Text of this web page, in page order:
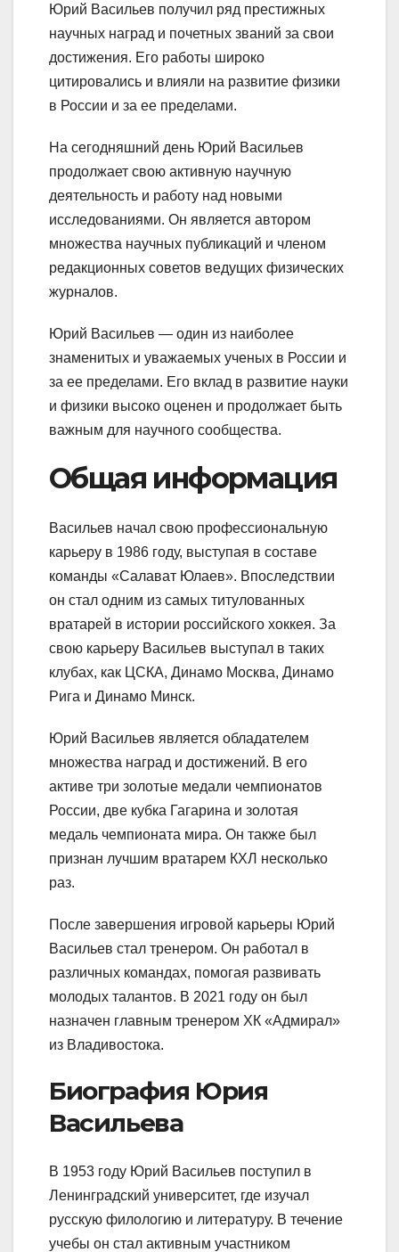
Юрий Васильев получил ряд престижных
научных наград и почетных званий за свои
достижения. Его работы широко
цитировались и влияли на развитие физики
в России и за ее пределами.
На сегодняшний день Юрий Васильев
продолжает свою активную научную
деятельность и работу над новыми
исследованиями. Он является автором
множества научных публикаций и членом
редакционных советов ведущих физических
журналов.
Юрий Васильев — один из наиболее
знаменитых и уважаемых ученых в России и
за ее пределами. Его вклад в развитие науки
и физики высоко оценен и продолжает быть
важным для научного сообщества.
Общая информация
Васильев начал свою профессиональную
карьеру в 1986 году, выступая в составе
команды «Салават Юлаев». Впоследствии
он стал одним из самых титулованных
вратарей в истории российского хоккея. За
свою карьеру Васильев выступал в таких
клубах, как ЦСКА, Динамо Москва, Динамо
Рига и Динамо Минск.
Юрий Васильев является обладателем
множества наград и достижений. В его
активе три золотые медали чемпионатов
России, две кубка Гагарина и золотая
медаль чемпионата мира. Он также был
признан лучшим вратарем КХЛ несколько
раз.
После завершения игровой карьеры Юрий
Васильев стал тренером. Он работал в
различных командах, помогая развивать
молодых талантов. В 2021 году он был
назначен главным тренером ХК «Адмирал»
из Владивостока.
Биография Юрия
Васильева
В 1953 году Юрий Васильев поступил в
Ленинградский университет, где изучал
русскую филологию и литературу. В течение
учебы он стал активным участником